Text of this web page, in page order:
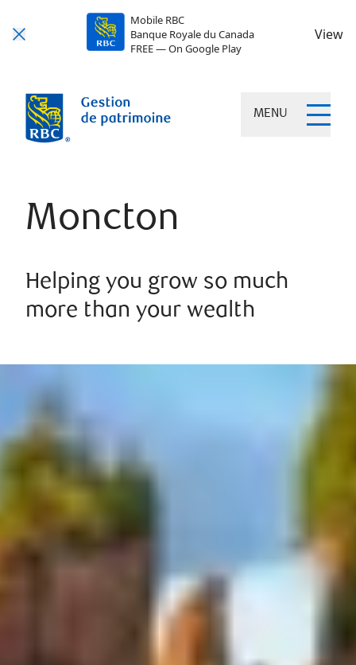
Mobile RBC
Banque Royale du Canada
FREE — On Google Play
View
MENU
Moncton
Helping you grow so much
more than your wealth